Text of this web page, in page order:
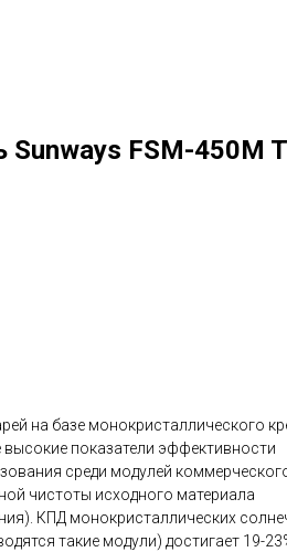
Sunways FSM-450M
на базе монокристаллического
показатели эффективности
среди модулей
чистоты исходного материала
КПД монокристаллических
такие модули) достигает 19-